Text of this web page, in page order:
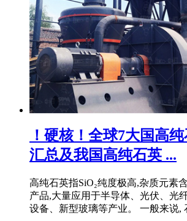
！硬核！全球7大国高
汇总及我国高纯石英 ...
高纯石英指SiO₂纯度极高,杂质元素
产品,大量应用于半导体、光伏、光
设备、新型玻璃等产业。 一般来说,